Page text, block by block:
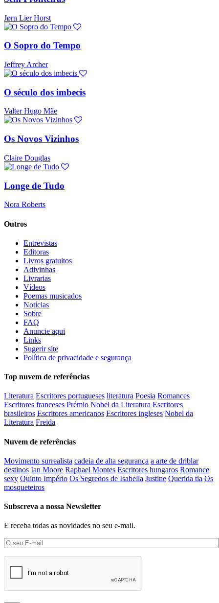
Jørn Lier Horst
O Sopro do Tempo
Jeffrey Archer
O século dos imbecis
Valter Hugo Mãe
Os Novos Vizinhos
Claire Douglas
Longe de Tudo
Nora Roberts
Outros
Entrevistas
Editoras
Livros gratuitos
Adivinhas
Livrarias
Vídeos
Poemas musicados
Notícias
Sobre
FAQ
Anuncie aqui
Links
Sugerir site
Política de privacidade e segurança
Top nuvem de referências
Literatura Escritores portugueses literatura Poesia Romances
Escritores franceses Prémio Nobel da Literatura Escritores
brasileiros Escritores americanos Escritores ingleses Nobel da
Literatura Freida
Nuvem de referências
Movimento surrealista cadeia de alta segurança a arte de driblar
destinos Ian Moore Raphael Montes Escritores hungaros Romance
sexy Quinto Império Os Segredos de Isabella Justine Querida tia Os
mosqueteiros
Subscreva a nossa Newsletter
E receba todas as novidades no seu e-mail.